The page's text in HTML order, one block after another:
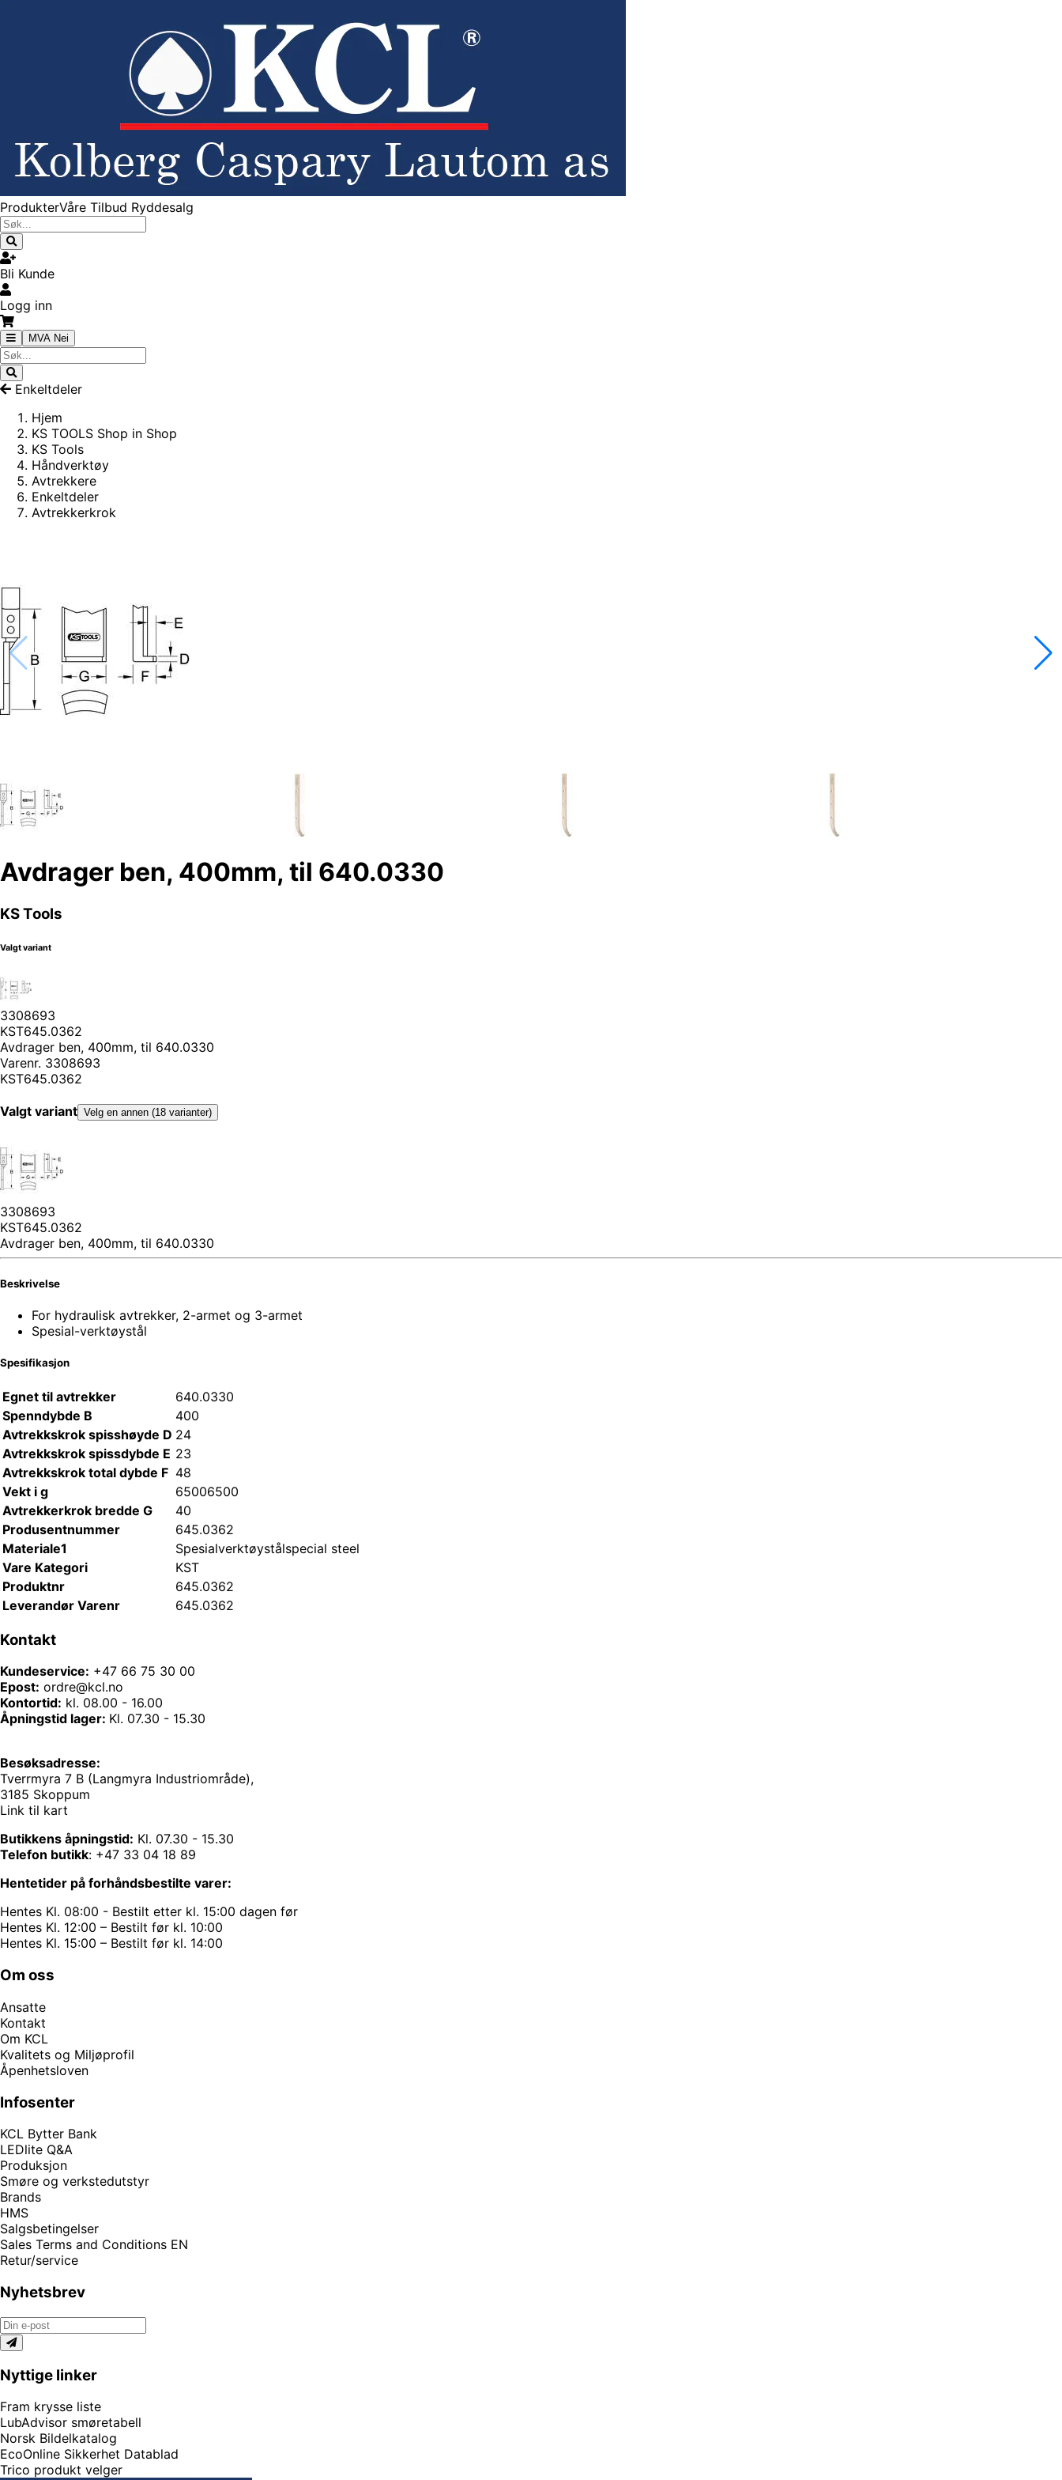
ProdukterVåre Tilbud Ryddesalg
Bli Kunde
Logg inn
MVA Nei
Enkeltdeler
Hjem
KS TOOLS Shop in Shop
KS Tools
Håndverktøy
Avtrekkere
Enkeltdeler
Avtrekkerkrok
Avdrager ben, 400mm, til 640.0330
KS Tools
Valgt variant
3308693
KST645.0362
Avdrager ben, 400mm, til 640.0330
Varenr. 3308693
KST645.0362
Valgt variant Velg en annen (18 varianter)
3308693
KST645.0362
Avdrager ben, 400mm, til 640.0330
Beskrivelse
For hydraulisk avtrekker, 2-armet og 3-armet
Spesial-verktøystål
Spesifikasjon
Egnet til avtrekker
640.0330
Spenndybde B
400
Avtrekkskrok spisshøyde D 24
Avtrekkskrok spissdybde E 23
Avtrekkskrok total dybde F 48
Vekt i g
65006500
Avtrekkerkrok bredde G
40
Produsentnummer
645.0362
Materiale1
Spesialverktøystålspecial steel
Vare Kategori
KST
Produktnr
645.0362
Leverandør Varenr
645.0362
Kontakt
Kundeservice: +47 66 75 30 00
Epost: ordre@kcl.no
Kontortid: kl. 08.00 - 16.00
Åpningstid lager: Kl. 07.30 - 15.30
Besøksadresse:
Tverrmyra 7 B (Langmyra Industriområde),
3185 Skoppum
Link til kart
Butikkens åpningstid: Kl. 07.30 - 15.30
Telefon butikk: +47 33 04 18 89
Hentetider på forhåndsbestilte varer:
Hentes Kl. 08:00 - Bestilt etter kl. 15:00 dagen før
Hentes Kl. 12:00 – Bestilt før kl. 10:00
Hentes Kl. 15:00 – Bestilt før kl. 14:00
Om oss
Ansatte
Kontakt
Om KCL
Kvalitets og Miljøprofil
Åpenhetsloven
Infosenter
KCL Bytter Bank
LEDlite Q&A
Produksjon
Smøre og verkstedutstyr
Brands
HMS
Salgsbetingelser
Sales Terms and Conditions EN
Retur/service
Nyhetsbrev
Nyttige linker
Fram krysse liste
LubAdvisor smøretabell
Norsk Bildelkatalog
EcoOnline Sikkerhet Datablad
Trico produkt velger